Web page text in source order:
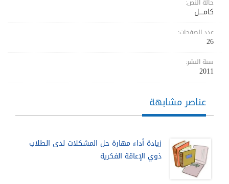
حالة النص:
كامــــل
عدد الصفحات:
26
سنة النشر:
2011
عناصر مشابهة
زيادة أداء مهارة حل المشكلات لدى الطلاب
ذوي الإعاقة الفكرية